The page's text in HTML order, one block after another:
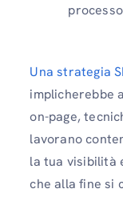
Una strategia
implicherebbe
on-page,
lavorano
la tua visibilità
che alla fine si